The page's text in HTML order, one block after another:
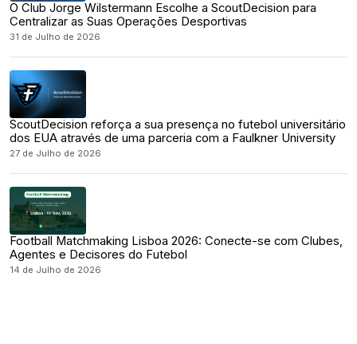
O Club Jorge Wilstermann Escolhe a ScoutDecision para
Centralizar as Suas Operações Desportivas
31 de Julho de 2026
ScoutDecision reforça a sua presença no futebol universitário
dos EUA através de uma parceria com a Faulkner University
27 de Julho de 2026
Football Matchmaking Lisboa 2026: Conecte-se com Clubes,
Agentes e Decisores do Futebol
14 de Julho de 2026